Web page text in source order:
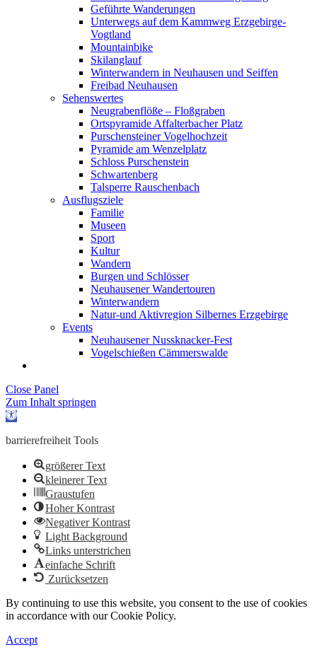
Geführte Wanderungen
Unterwegs auf dem Kammweg Erzgebirge-
Vogtland
Mountainbike
Skilanglauf
Winterwandern in Neuhausen und Seiffen
Freibad Neuhausen
Sehenswertes
Neugrabenflöße – Floßgraben
Ortspyramide Affalterbacher Platz
Purschensteiner Vogelhochzeit
Pyramide am Wenzelplatz
Schloss Purschenstein
Schwartenberg
Talsperre Rauschenbach
Ausflugsziele
Familie
Museen
Sport
Kultur
Wandern
Burgen und Schlösser
Neuhausener Wandertouren
Winterwandern
Natur-und Aktivregion Silbernes Erzgebirge
Events
Neuhausener Nussknacker-Fest
Vogelschießen Cämmerswalde
Close Panel
Zum Inhalt springen
Werkzeugleiste
barrierefreiheit Tools
größerer Text
kleinerer Text
Graustufen
Hoher Kontrast
Negativer Kontrast
Light Background
Links unterstrichen
einfache Schrift
Zurücksetzen
By continuing to use this website, you consent to the use of cookies
in accordance with our Cookie Policy.
Accept